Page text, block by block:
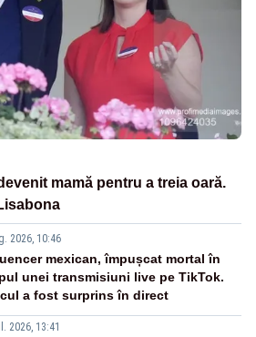
mamă pentru a treia oară.
2026, 10:46
mexican, împușcat mortal în
unei transmisiuni live pe TikTok.
a fost surprins în direct
2026, 13:41